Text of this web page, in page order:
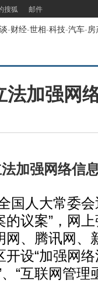
搜狐 邮件
-财经-世相-科技-汽车-房
法加强网
加强网络信
人大常委会
议案”，网
网、腾讯网、
设“加强网
“互联网管理